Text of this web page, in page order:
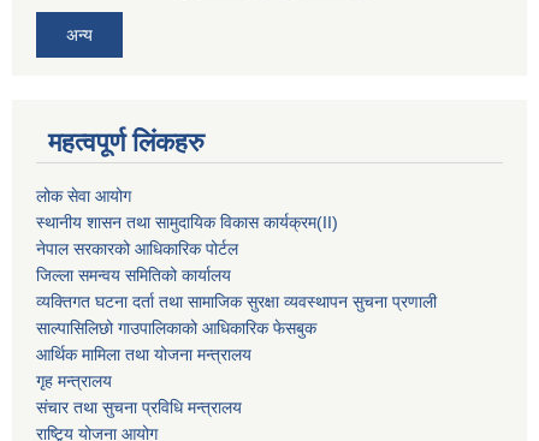
अन्य
महत्वपूर्ण लिंकहरु
लोक सेवा आयोग
स्थानीय शासन तथा सामुदायिक विकास कार्यक्रम(II)
नेपाल सरकारको आधिकारिक पोर्टल
जिल्ला समन्वय समितिको कार्यालय
व्यक्तिगत घटना दर्ता तथा सामाजिक सुरक्षा व्यवस्थापन सुचना प्रणाली
साल्पासिलिछो गाउपालिकाको आधिकारिक फेसबुक
आर्थिक मामिला तथा योजना मन्त्रालय
गृह मन्त्रालय
संचार तथा सुचना प्रविधि मन्त्रालय
राष्टि्ृय योजना आयोग